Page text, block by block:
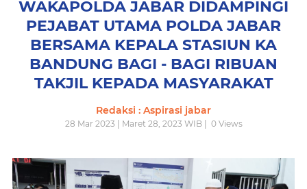
WAKAPOLDA JABAR DIDAMPINGI
PEJABAT UTAMA POLDA JABAR
BERSAMA KEPALA STASIUN KA
BANDUNG BAGI - BAGI RIBUAN
TAKJIL KEPADA MASYARAKAT
Redaksi : Aspirasi jabar
28 Mar 2023 | Maret 28, 2023 WIB | 0Views